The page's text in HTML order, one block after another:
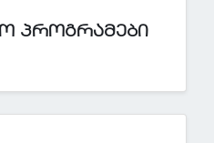
ᲞᲠᲝᲒᲠᲐᲛᲔᲑᲘ